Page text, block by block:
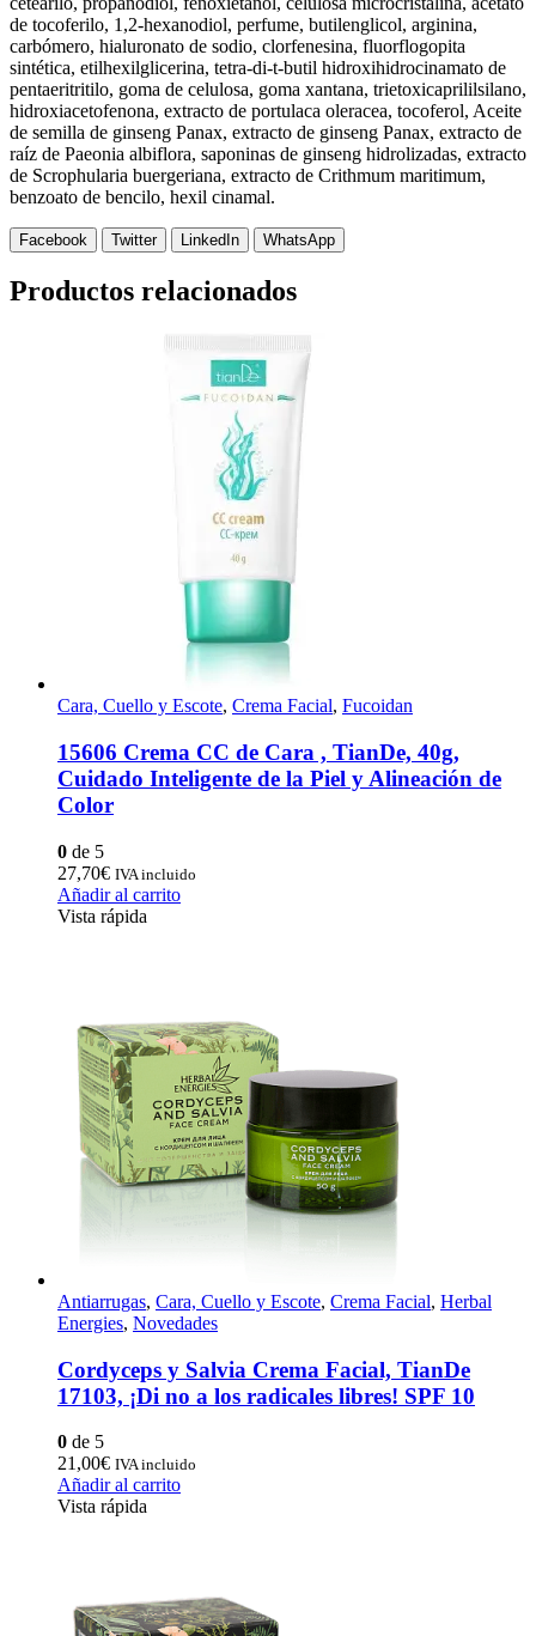
de tocoferilo, 1,2-hexanodiol, perfume, butilenglicol, arginina,
carbómero, hialuronato de sodio, clorfenesina, fluorflogopita
sintética, etilhexilglicerina, tetra-di-t-butil hidroxihidrocinamato de
pentaeritritilo, goma de celulosa, goma xantana, trietoxicaprililsilano,
hidroxiacetofenona, extracto de portulaca oleracea, tocoferol, Aceite
de semilla de ginseng Panax, extracto de ginseng Panax, extracto de
raíz de Paeonia albiflora, saponinas de ginseng hidrolizadas, extracto
de Scrophularia buergeriana, extracto de Crithmum maritimum,
benzoato de bencilo, hexil cinamal.
Facebook Twitter LinkedIn WhatsApp
Productos relacionados
Cara, Cuello y Escote, Crema Facial, Fucoidan
15606 Crema CC de Cara , TianDe, 40g,
Cuidado Inteligente de la Piel y Alineación de
Color
0 de 5
27,70€ IVA incluido
Añadir al carrito
Vista rápida
Antiarrugas, Cara, Cuello y Escote, Crema Facial, Herbal
Energies, Novedades
Cordyceps y Salvia Crema Facial, TianDe
17103, ¡Di no a los radicales libres! SPF 10
0 de 5
21,00€ IVA incluido
Añadir al carrito
Vista rápida